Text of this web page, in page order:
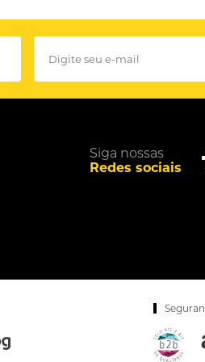
Siga nossas
Redes sociais